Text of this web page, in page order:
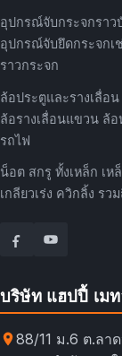
อุปกรณ์จับกระจกราว
อุปกรณ์จับยึดกระจกเ
ราวกระจก
ล้อประตูและรางเลื่อ
ล้อรางเลื่อนแขวน ล้
รถไฟ
น็อต สกรู ทั้งเหล็ก เ
เกลียวเร่ง ควิกลิ้ง รว
บริษัท แฮปปี้ เม
88/11 ม.6 ต.ลา